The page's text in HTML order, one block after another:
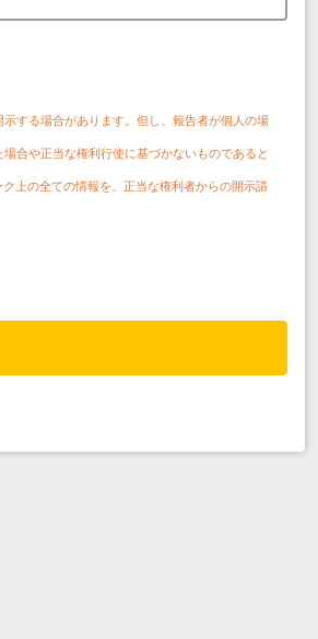
する場合があります。但し、報告者が個人の場
合や正当な権利行使に基づかないものであると
上の全ての情報を、正当な権利者からの開示請